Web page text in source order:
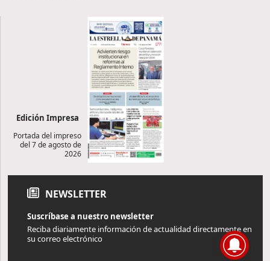
Edición Impresa
Portada del impreso
del 7 de agosto de
2026
NEWSLETTER
Suscríbase a nuestro newsletter
Reciba diariamente información de actualidad directamente en
su correo electrónico